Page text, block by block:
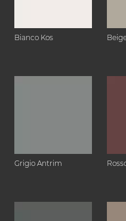
Bianco Kos
Grigio Antrim